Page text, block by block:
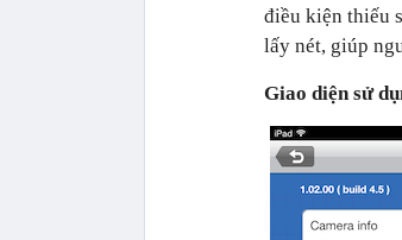
điều kiện thiếu
lấy nét, giúp
Giao diện sử